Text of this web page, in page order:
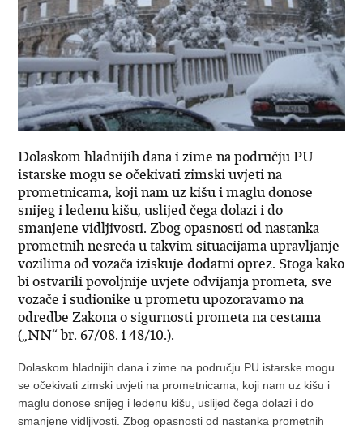
Dolaskom hladnijih dana i zime na području PU
istarske mogu se očekivati zimski uvjeti na
prometnicama, koji nam uz kišu i maglu donose
snijeg i ledenu kišu, uslijed čega dolazi i do
smanjene vidljivosti. Zbog opasnosti od nastanka
prometnih nesreća u takvim situacijama upravljanje
vozilima od vozača iziskuje dodatni oprez. Stoga kako
bi ostvarili povoljnije uvjete odvijanja prometa, sve
vozače i sudionike u prometu upozoravamo na
odredbe Zakona o sigurnosti prometa na cestama
(„NN“ br. 67/08. i 48/10.).
Dolaskom hladnijih dana i zime na području PU istarske mogu
se očekivati zimski uvjeti na prometnicama, koji nam uz kišu i
maglu donose snijeg i ledenu kišu, uslijed čega dolazi i do
smanjene vidljivosti. Zbog opasnosti od nastanka prometnih